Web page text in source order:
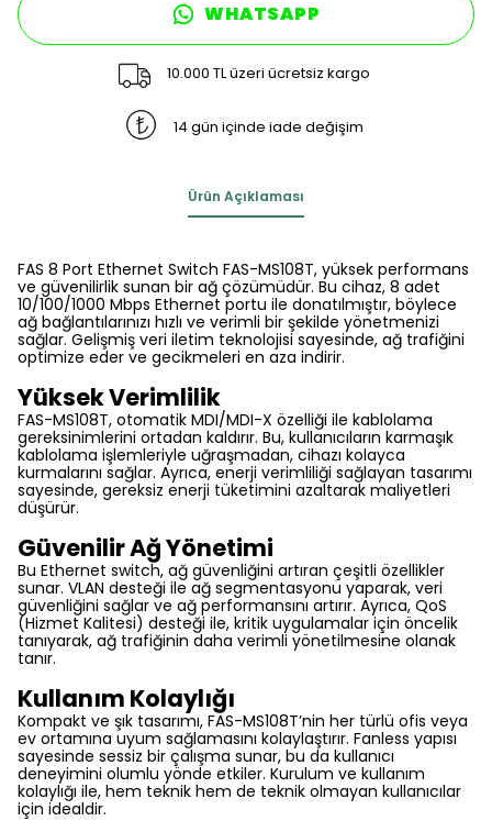
WHATSAPP
10.000 TL üzeri ücretsiz kargo
14 gün içinde iade değişim
Ürün Açıklaması
FAS 8 Port Ethernet Switch FAS-MS108T, yüksek performans
ve güvenilirlik sunan bir ağ çözümüdür. Bu cihaz, 8 adet
10/100/1000 Mbps Ethernet portu ile donatılmıştır, böylece
ağ bağlantılarınızı hızlı ve verimli bir şekilde yönetmenizi
sağlar. Gelişmiş veri iletim teknolojisi sayesinde, ağ trafiğini
optimize eder ve gecikmeleri en aza indirir.
Yüksek Verimlilik
FAS-MS108T, otomatik MDI/MDI-X özelliği ile kablolama
gereksinimlerini ortadan kaldırır. Bu, kullanıcıların karmaşık
kablolama işlemleriyle uğraşmadan, cihazı kolayca
kurmalarını sağlar. Ayrıca, enerji verimliliği sağlayan tasarımı
sayesinde, gereksiz enerji tüketimini azaltarak maliyetleri
düşürür.
Güvenilir Ağ Yönetimi
Bu Ethernet switch, ağ güvenliğini artıran çeşitli özellikler
sunar. VLAN desteği ile ağ segmentasyonu yaparak, veri
güvenliğini sağlar ve ağ performansını artırır. Ayrıca, QoS
(Hizmet Kalitesi) desteği ile, kritik uygulamalar için öncelik
tanıyarak, ağ trafiğinin daha verimli yönetilmesine olanak
tanır.
Kullanım Kolaylığı
Kompakt ve şık tasarımı, FAS-MS108T’nin her türlü ofis veya
ev ortamına uyum sağlamasını kolaylaştırır. Fanless yapısı
sayesinde sessiz bir çalışma sunar, bu da kullanıcı
deneyimini olumlu yönde etkiler. Kurulum ve kullanım
kolaylığı ile, hem teknik hem de teknik olmayan kullanıcılar
için idealdir.